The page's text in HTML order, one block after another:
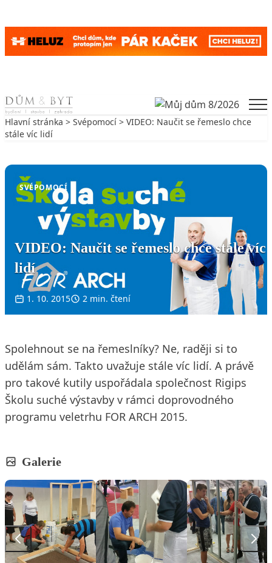
Skip to content
Hlavní stránka > Svépomocí > VIDEO: Naučit se řemeslo chce
stále víc lidí
SVÉPOMOCÍ
VIDEO: Naučit se řemeslo chce stále víc
lidí
1. 10. 2015 2 min. čtení
Spolehnout se na řemeslníky? Ne, raději si to
udělám sám. Takto uvažuje stále víc lidí. A právě
pro takové kutily uspořádala společnost Rigips
Školu suché výstavby v rámci doprovodného
programu veletrhu FOR ARCH 2015.
Galerie